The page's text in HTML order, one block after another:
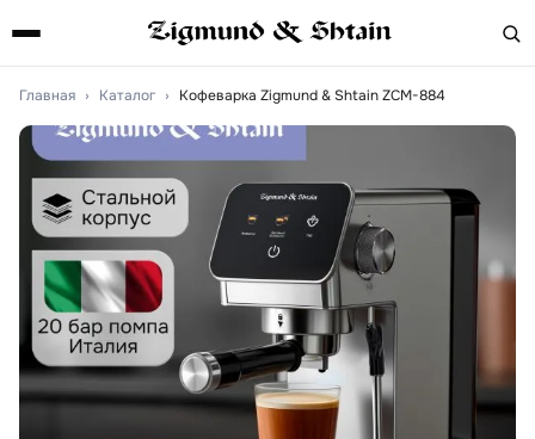
Главная › Каталог › Кофеварка Zigmund & Shtain ZCM-884